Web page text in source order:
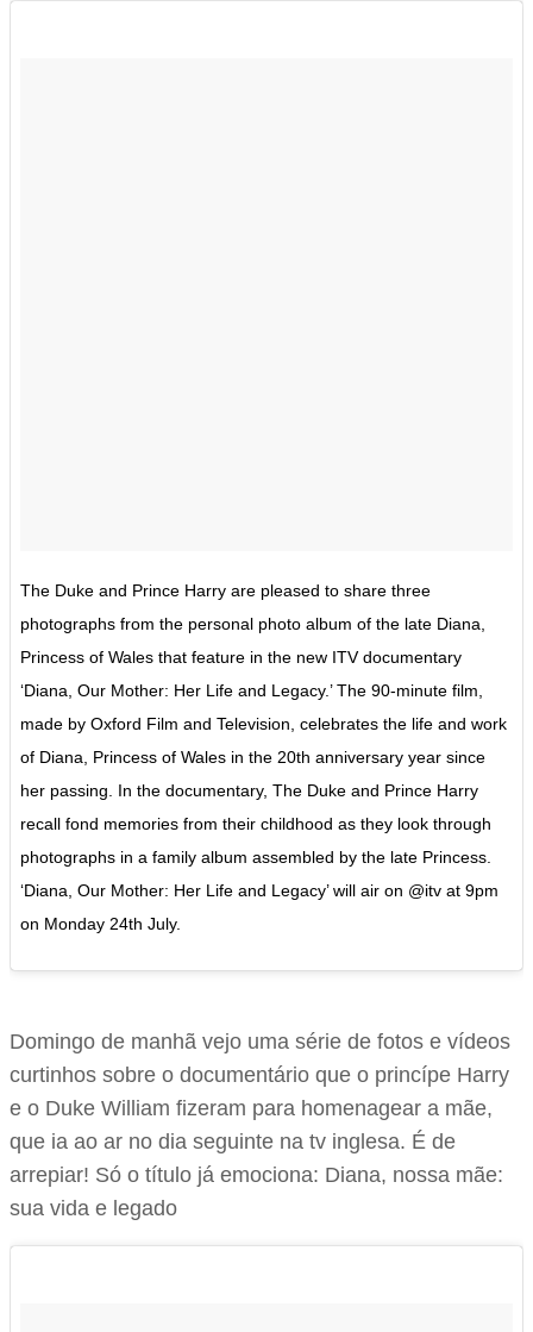
The Duke and Prince Harry are pleased to share three
photographs from the personal photo album of the late Diana,
Princess of Wales that feature in the new ITV documentary
‘Diana, Our Mother: Her Life and Legacy.’ The 90-minute film,
made by Oxford Film and Television, celebrates the life and work
of Diana, Princess of Wales in the 20th anniversary year since
her passing. In the documentary, The Duke and Prince Harry
recall fond memories from their childhood as they look through
photographs in a family album assembled by the late Princess.
‘Diana, Our Mother: Her Life and Legacy’ will air on @itv at 9pm
on Monday 24th July.
Domingo de manhã vejo uma série de fotos e vídeos
curtinhos sobre o documentário que o princípe Harry
e o Duke William fizeram para homenagear a mãe,
que ia ao ar no dia seguinte na tv inglesa. É de
arrepiar! Só o título já emociona: Diana, nossa mãe:
sua vida e legado